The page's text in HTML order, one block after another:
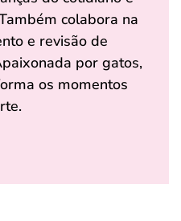
colabora na
e revisão de
por gatos,
os momentos